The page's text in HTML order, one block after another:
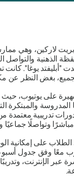
قررت بريت لاركين، وهي
الذهنية والتواصل
"أبليفتد يوغا". كانت
بغض النظر عن
على يوتيوب، حيث
والمبتكرة
تدريبية معتمدة
وتواصلًا
على إمكانية
معًا وفق جدول
عبر الإنترنت،